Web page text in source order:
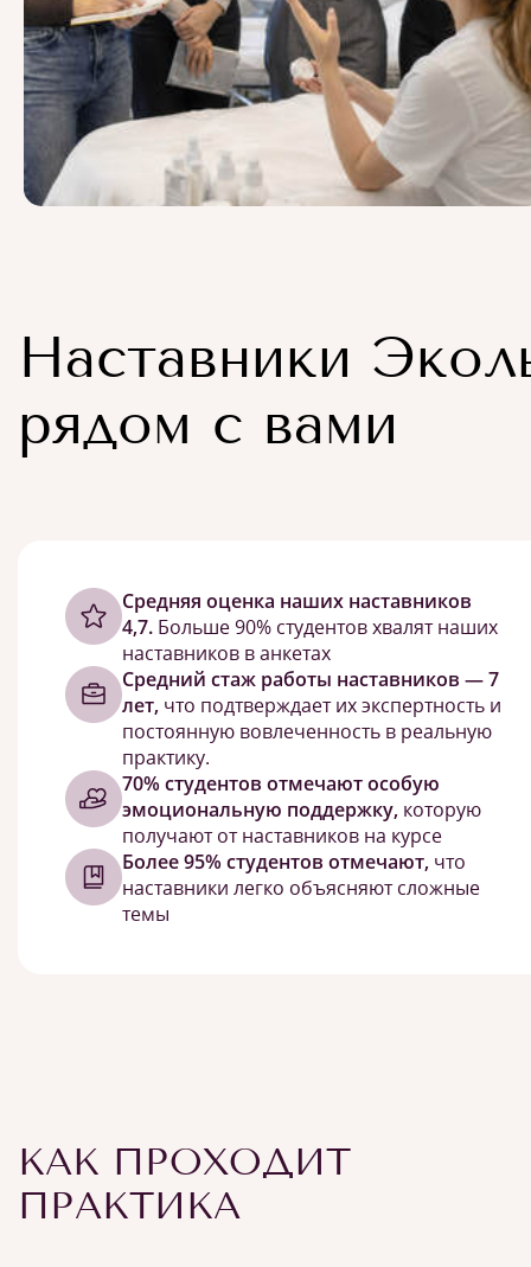
Наставники
рядом с вами
Cредняя оценка наших наставников
4,7. Больше 90% студентов хвалят наших
наставников в анкетах
Средний стаж работы наставников — 7
лет, что подтверждает их экспертность и
постоянную вовлеченность в реальную
практику.
70% студентов отмечают особую
эмоциональную поддержку, которую
получают от наставников на курсе
Более 95% студентов отмечают, что
наставники легко объясняют сложные
темы
КАК ПРОХОДИТ
ПРАКТИКА